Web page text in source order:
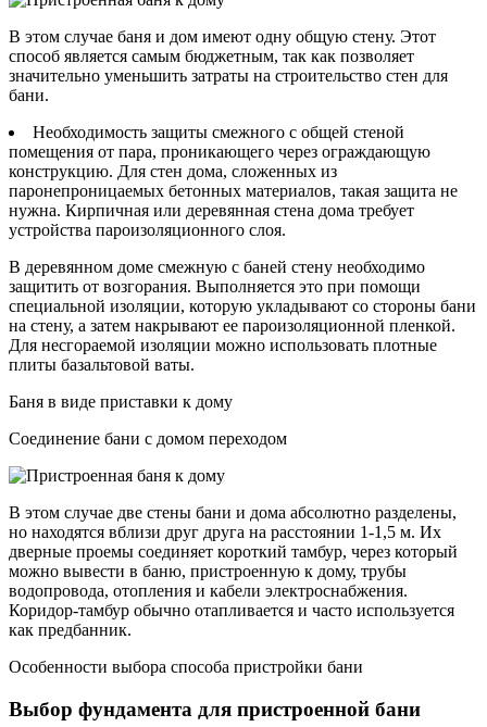
В этом случае баня и дом имеют одну общую стену. Этот
способ является самым бюджетным, так как позволяет
значительно уменьшить затраты на строительство стен для
бани.
Необходимость защиты смежного с общей стеной
помещения от пара, проникающего через ограждающую
конструкцию. Для стен дома, сложенных из
паронепроницаемых бетонных материалов, такая защита не
нужна. Кирпичная или деревянная стена дома требует
устройства пароизоляционного слоя.
В деревянном доме смежную с баней стену необходимо
защитить от возгорания. Выполняется это при помощи
специальной изоляции, которую укладывают со стороны бани
на стену, а затем накрывают ее пароизоляционной пленкой.
Для несгораемой изоляции можно использовать плотные
плиты базальтовой ваты.
Баня в виде приставки к дому
Соединение бани с домом переходом
В этом случае две стены бани и дома абсолютно разделены,
но находятся вблизи друг друга на расстоянии 1-1,5 м. Их
дверные проемы соединяет короткий тамбур, через который
можно вывести в баню, пристроенную к дому, трубы
водопровода, отопления и кабели электроснабжения.
Коридор-тамбур обычно отапливается и часто используется
как предбанник.
Особенности выбора способа пристройки бани
Выбор фундамента для пристроенной бани